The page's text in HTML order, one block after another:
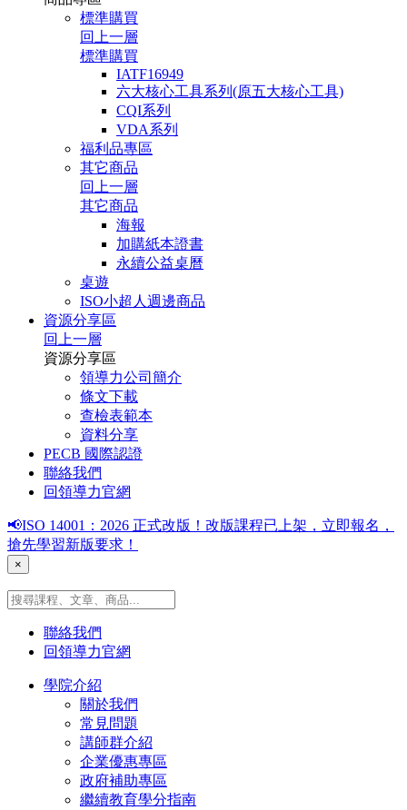
標準購買
回上一層
標準購買
IATF16949
六大核心工具系列(原五大核心工具)
CQI系列
VDA系列
福利品專區
其它商品
回上一層
其它商品
海報
加購紙本證書
永續公益桌曆
桌遊
ISO小超人週邊商品
資源分享區
回上一層
資源分享區
領導力公司簡介
條文下載
查檢表範本
資料分享
PECB 國際認證
聯絡我們
回領導力官網
📢ISO 14001：2026 正式改版！改版課程已上架，立即報名，
搶先學習新版要求！
×
聯絡我們
回領導力官網
學院介紹
關於我們
常見問題
講師群介紹
企業優惠專區
政府補助專區
繼續教育學分指南